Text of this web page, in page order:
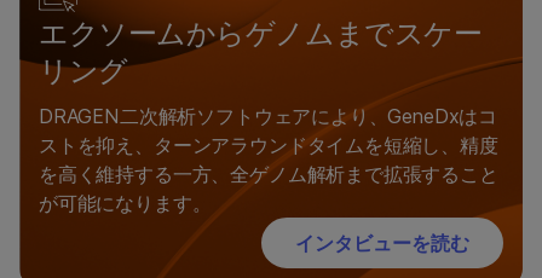
エクソームからゲノムまでスケー
リング
DRAGEN二次解析ソフトウェアにより、GeneDxはコ
ストを抑え、ターンアラウンドタイムを短縮し、精度
を高く維持する一方、全ゲノム解析まで拡張すること
が可能になります。
インタビューを読む